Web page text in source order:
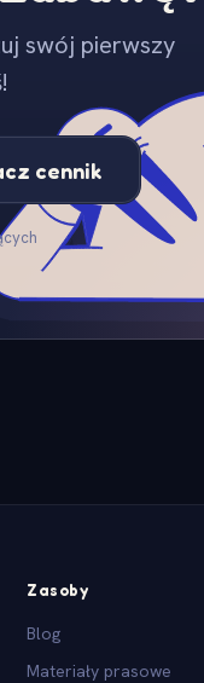
swój pierwszy
cennik
Zasoby
Blog
Materiały prasowe